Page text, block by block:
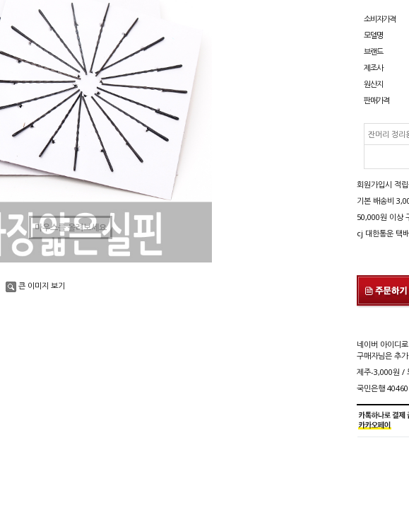
마우스를 올려보세요
큰 이미지 보기
소비자가격
모델명
브랜드
제조사
원산지
판매가격
잔머리 정리
회원가입시 적
기본 배송비
50,000원 이상
cj 대한통운 택
네이버 아이디
구매자님은 추
제주-3,000원 /
국민은행